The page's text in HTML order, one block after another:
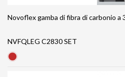
Novoflex gamba di fibra di carbonio a
NVFQLEG C2830 SET